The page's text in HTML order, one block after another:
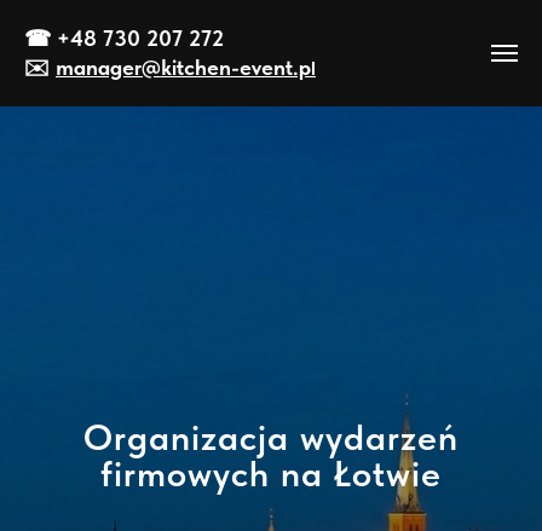
☎ +48 730 207 272
✉️ manager@kitchen-event.pl
Organizacja wydarzeń
firmowych na Łotwie